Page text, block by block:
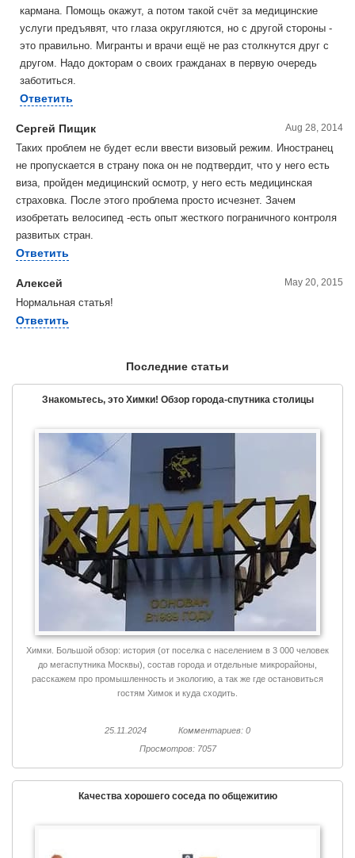
кармана. Помощь окажут, а потом такой счёт за медицинские
услуги предъявят, что глаза округляются, но с другой стороны -
это правильно. Мигранты и врачи ещё не раз столкнутся друг с
другом. Надо докторам о своих гражданах в первую очередь
заботиться.
Ответить
Сергей Пищик Aug 28, 2014
Таких проблем не будет если ввести визовый режим. Иностранец
не пропускается в страну пока он не подтвердит, что у него есть
виза, пройден медицинский осмотр, у него есть медицинская
страховка. После этого проблема просто исчезнет. Зачем
изобретать велосипед -есть опыт жесткого пограничного контроля
развитых стран.
Ответить
Алексей May 20, 2015
Нормальная статья!
Ответить
Последние статьи
Знакомьтесь, это Химки! Обзор города-спутника столицы
Химки. Большой обзор: история (от поселка с населением в 3 000 человек
до мегаспутника Москвы), состав города и отдельные микрорайоны,
расскажем про промышленность и экологию, а так же где остановиться
гостям Химок и куда сходить.
25.11.2024
Комментариев: 0
Просмотров: 7057
Качества хорошего соседа по общежитию